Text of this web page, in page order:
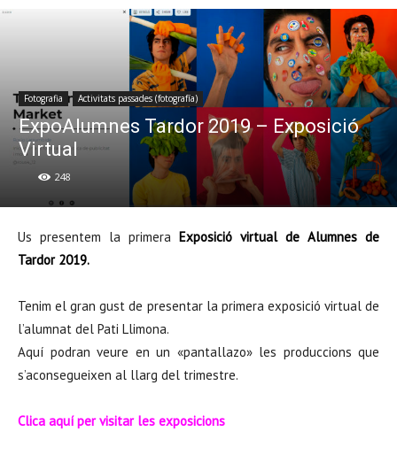
Fotografia Activitats passades (fotografía)
ExpoAlumnes Tardor 2019 – Exposició
Virtual
248
Us presentem la primera Exposició virtual de Alumnes de
Tardor 2019.
Tenim el gran gust de presentar la primera exposició virtual de
l’alumnat del Pati Llimona.
Aquí podran veure en un «pantallazo» les produccions que
s’aconsegueixen al llarg del trimestre.
Clica aquí per visitar les exposicions